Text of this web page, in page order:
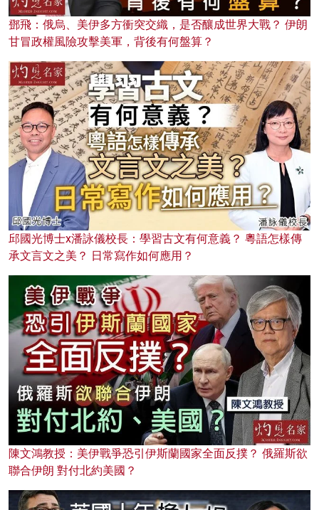
鄧飛：俄烏、美伊多方衝突交織，是否釀成世界大戰？ 伊朗
甘冒政權風險攻擊美軍，背後有何盤算？
邱國光博士x潘詠儀校長：學習古文有何意義？ 粵語怎樣傳
承文言文之美？ 日常寫作如何應用？
陳文鴻教授：美伊戰爭恐引伊斯蘭國家全面反撲？ 俄羅斯欲
聯合伊朗 對付北約美國？